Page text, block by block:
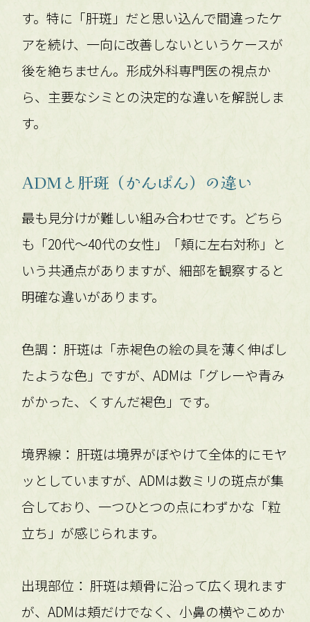
す。特に「肝斑」だと思い込んで間違ったケ
アを続け、一向に改善しないというケースが
後を絶ちません。形成外科専門医の視点か
ら、主要なシミとの決定的な違いを解説しま
す。
ADMと肝斑（かんぱん）の違い
最も見分けが難しい組み合わせです。どちら
も「20代〜40代の女性」「頬に左右対称」と
いう共通点がありますが、細部を観察すると
明確な違いがあります。
色調： 肝斑は「赤褐色の絵の具を薄く伸ばし
たような色」ですが、ADMは「グレーや青み
がかった、くすんだ褐色」です。
境界線： 肝斑は境界がぼやけて全体的にモヤ
ッとしていますが、ADMは数ミリの斑点が集
合しており、一つひとつの点にわずかな「粒
立ち」が感じられます。
出現部位： 肝斑は頬骨に沿って広く現れます
が、ADMは頬だけでなく、小鼻の横やこめか